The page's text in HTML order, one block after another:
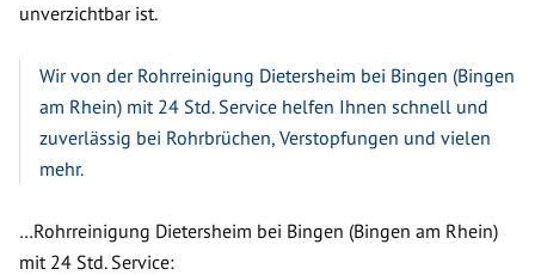
unverzichtbar ist.
Wir von der Rohrreinigung Dietersheim bei Bingen (Bingen
am Rhein) mit 24 Std. Service helfen Ihnen schnell und
zuverlässig bei Rohrbrüchen, Verstopfungen und vielen
mehr.
…Rohrreinigung Dietersheim bei Bingen (Bingen am Rhein)
mit 24 Std. Service: